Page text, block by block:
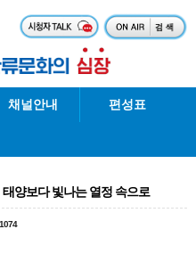
채널안내 편성표
태양보다 빛나는 열정 속으로
1074